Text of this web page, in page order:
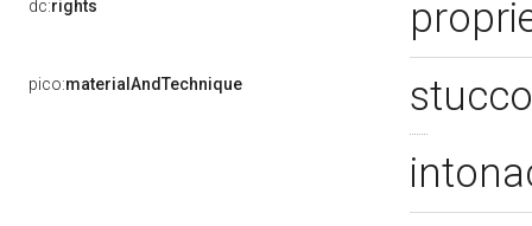
dc:rights
pico:materialAndTechnique